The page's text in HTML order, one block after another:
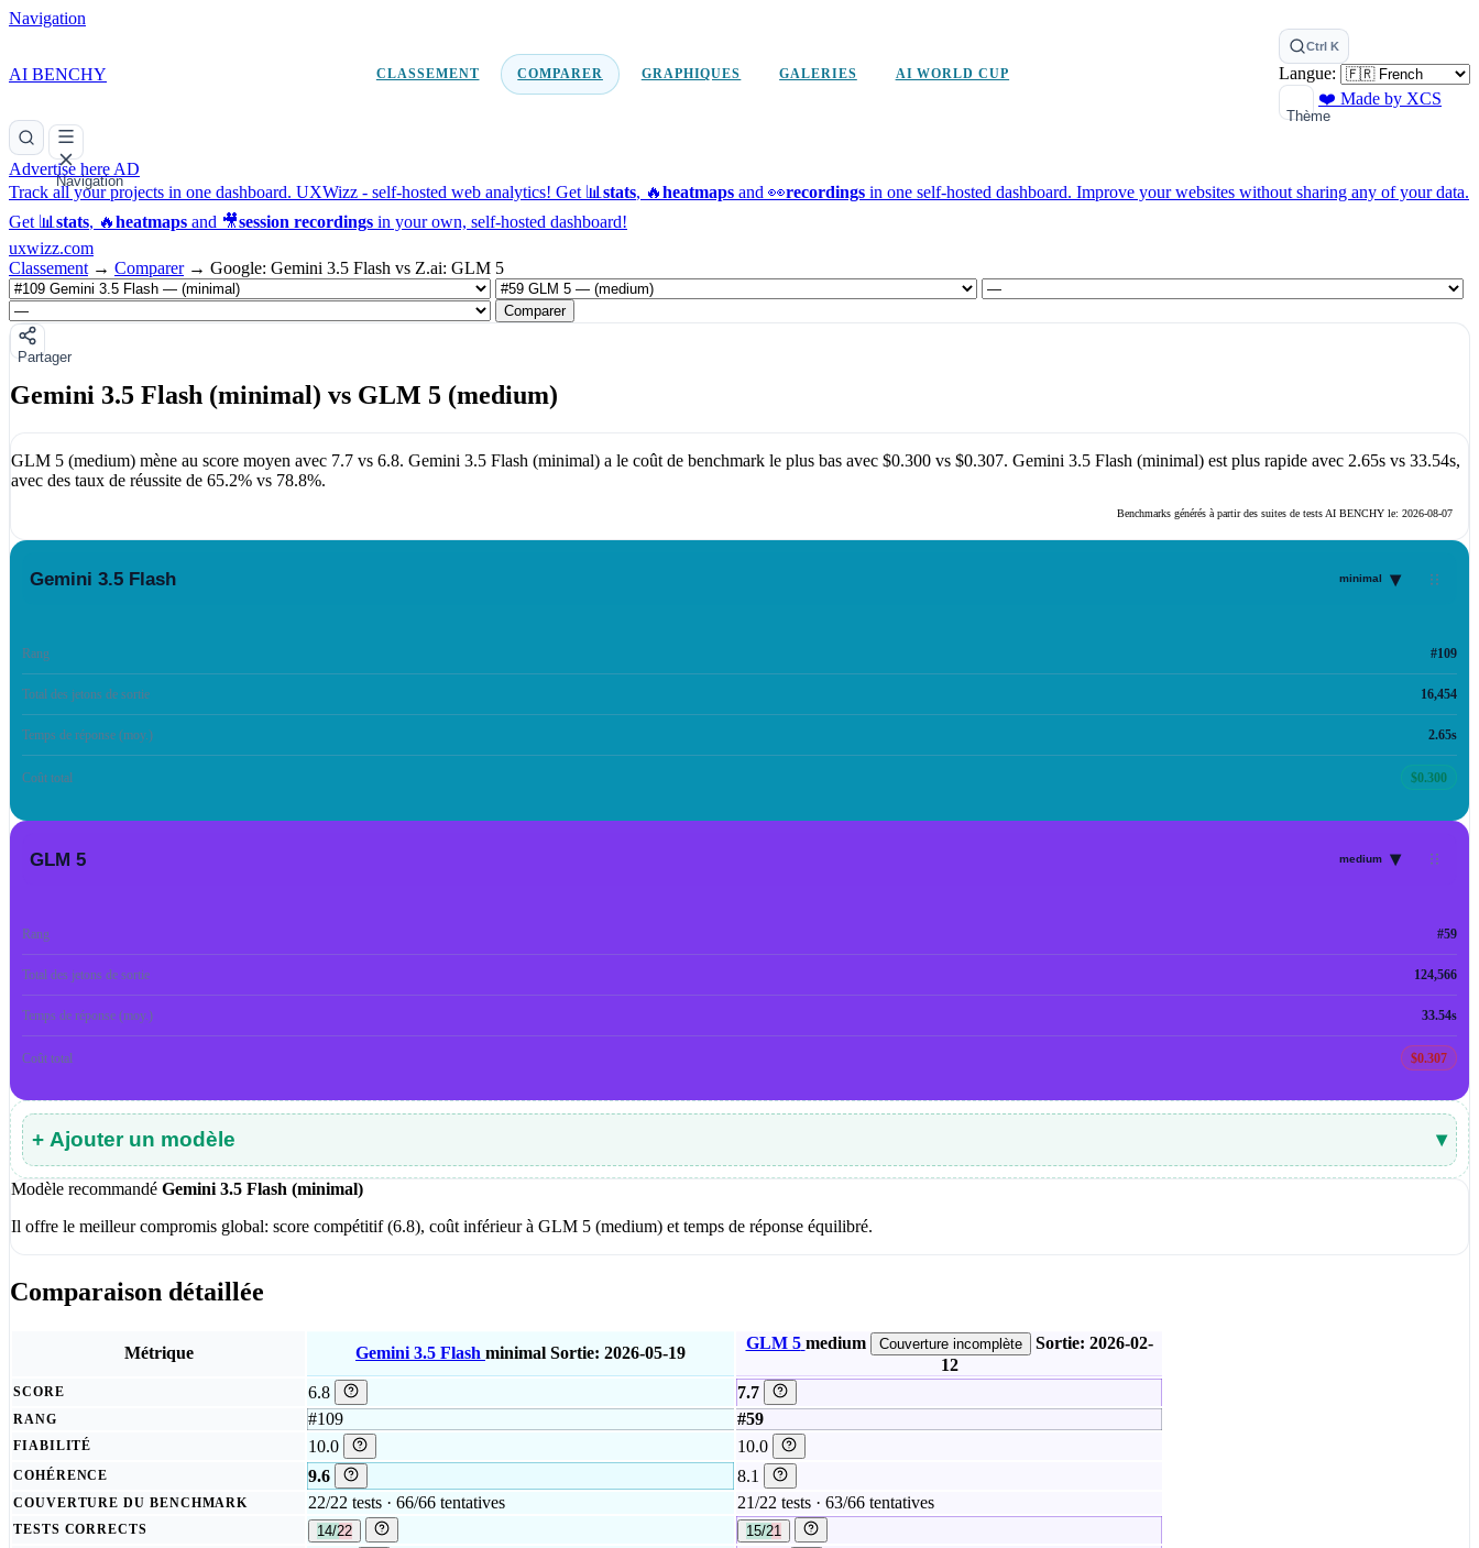
Navigation
AI BENCHY CLASSEMENT COMPARER GRAPHIQUES GALERIES AI WORLD CUP
Ctrl K
Langue:
Thème
❤️ Made by XCS
Navigation
Advertise here AD
Track all your projects in one dashboard. UXWizz - self-hosted web analytics! Get 📊 stats, 🔥heatmaps and 👀recordings in one self-hosted dashboard. Improve your websites without sharing any of your data.
Get 📊 stats, 🔥heatmaps and 🎥session recordings in your own, self-hosted dashboard!
uxwizz.com
Classement → Comparer → Google: Gemini 3.5 Flash vs Z.ai: GLM 5
Comparer
Partager
Gemini 3.5 Flash (minimal) vs GLM 5 (medium)
GLM 5 (medium) mène au score moyen avec 7.7 vs 6.8. Gemini 3.5 Flash (minimal) a le coût de benchmark le plus bas avec $0.300 vs $0.307. Gemini 3.5 Flash (minimal) est plus rapide avec 2.65s vs 33.54s,
avec des taux de réussite de 65.2% vs 78.8%.
Benchmarks générés à partir des suites de tests AI BENCHY le: 2026-08-07
Gemini 3.5 Flash minimal ▾
Rang #109
Total des jetons de sortie 16,454
Temps de réponse (moy.) 2.65s
Coût total $0.300
GLM 5 medium ▾
Rang #59
Total des jetons de sortie 124,566
Temps de réponse (moy.) 33.54s
Coût total $0.307
+ Ajouter un modèle ▾
Modèle recommandé Gemini 3.5 Flash (minimal)
Il offre le meilleur compromis global: score compétitif (6.8), coût inférieur à GLM 5 (medium) et temps de réponse équilibré.
Comparaison détaillée
Métrique Gemini 3.5 Flash minimal Sortie: 2026-05-19
GLM 5 medium Couverture incomplète
Sortie: 2026-02-
12
SCORE 6.8 7.7
RANG #109 #59
FIABILITÉ 10.0 10.0
COHÉRENCE 9.6 8.1
COUVERTURE DU BENCHMARK 22/22 tests · 66/66 tentatives 21/22 tests · 63/66 tentatives
TESTS CORRECTS 14/22 15/21